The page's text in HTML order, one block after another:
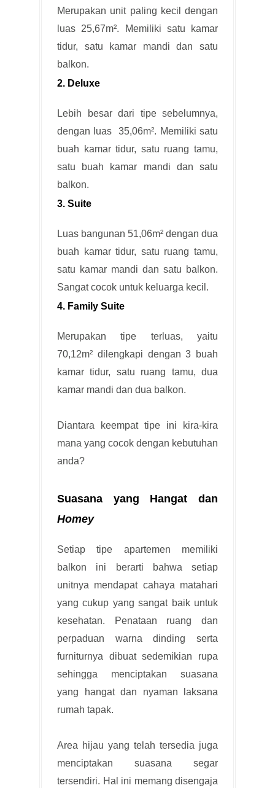
Merupakan unit paling kecil dengan
luas 25,67m². Memiliki satu kamar
tidur, satu kamar mandi dan satu
balkon.
2. Deluxe
Lebih besar dari tipe sebelumnya,
dengan luas 35,06m². Memiliki satu
buah kamar tidur, satu ruang tamu,
satu buah kamar mandi dan satu
balkon.
3. Suite
Luas bangunan 51,06m² dengan dua
buah kamar tidur, satu ruang tamu,
satu kamar mandi dan satu balkon.
Sangat cocok untuk keluarga kecil.
4. Family Suite
Merupakan tipe terluas, yaitu
70,12m² dilengkapi dengan 3 buah
kamar tidur, satu ruang tamu, dua
kamar mandi dan dua balkon.
Diantara keempat tipe ini kira-kira
mana yang cocok dengan kebutuhan
anda?
Suasana yang Hangat dan
Homey
Setiap tipe apartemen memiliki
balkon ini berarti bahwa setiap
unitnya mendapat cahaya matahari
yang cukup yang sangat baik untuk
kesehatan. Penataan ruang dan
perpaduan warna dinding serta
furniturnya dibuat sedemikian rupa
sehingga menciptakan suasana
yang hangat dan nyaman laksana
rumah tapak.
Area hijau yang telah tersedia juga
menciptakan suasana segar
tersendiri. Hal ini memang disengaja